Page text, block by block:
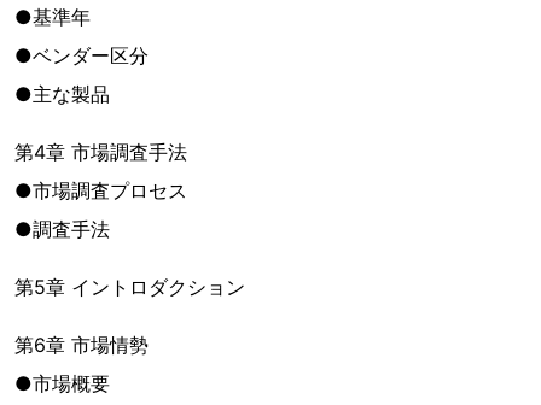
●基準年
●ベンダー区分
●主な製品
第4章 市場調査手法
●市場調査プロセス
●調査手法
第5章 イントロダクション
第6章 市場情勢
●市場概要